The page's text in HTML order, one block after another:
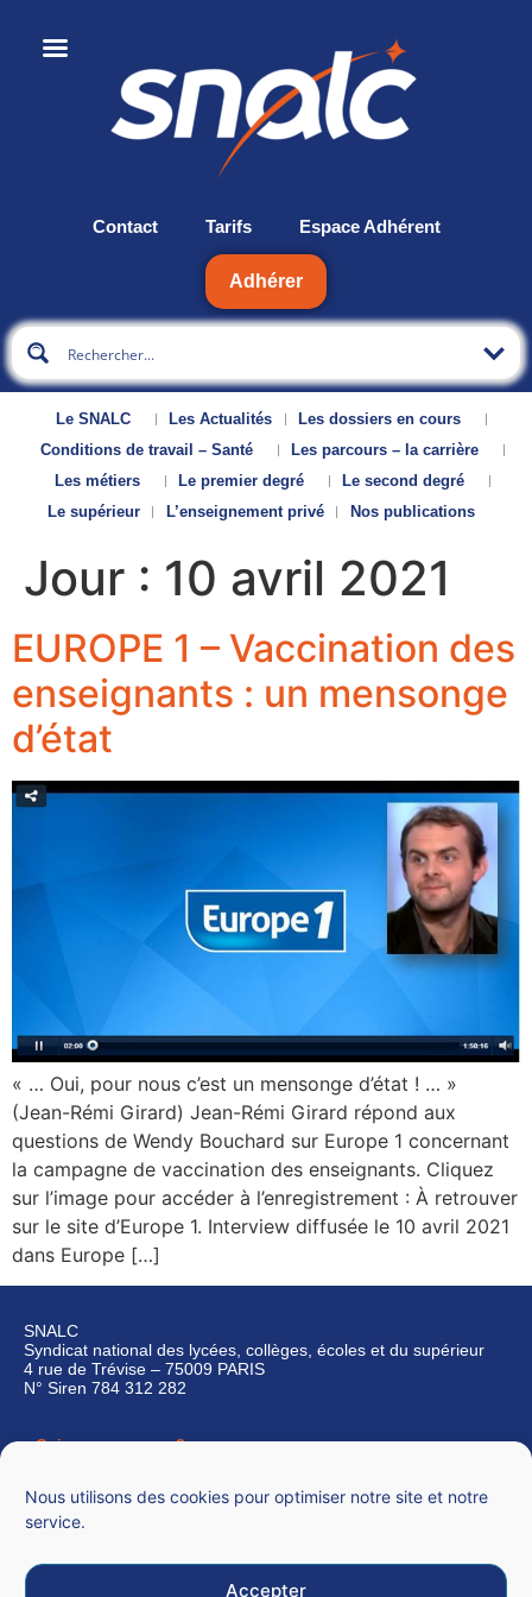
Nous utilisons des cookies pour optimiser notre site et notre
service.
Accepter
Contact Tarifs Espace Adhérent
Adhérer
Le SNALC Les Actualités
Les dossiers en cours
Conditions de travail – Santé
Les parcours – la carrière
Les métiers
Le premier degré
Le second degré
Le supérieur
L’enseignement privé Nos publications
Jour : 10 avril 2021
EUROPE 1 – Vaccination des
enseignants : un mensonge
d’état
« … Oui, pour nous c’est un mensonge d’état ! … »
(Jean-Rémi Girard) Jean-Rémi Girard répond aux
questions de Wendy Bouchard sur Europe 1 concernant
la campagne de vaccination des enseignants. Cliquez
sur l’image pour accéder à l’enregistrement : À retrouver
sur le site d’Europe 1. Interview diffusée le 10 avril 2021
dans Europe […]
SNALC
Syndicat national des lycées, collèges, écoles et du supérieur
4 rue de Trévise – 75009 PARIS
N° Siren 784 312 282
Qui sommes-nous ?